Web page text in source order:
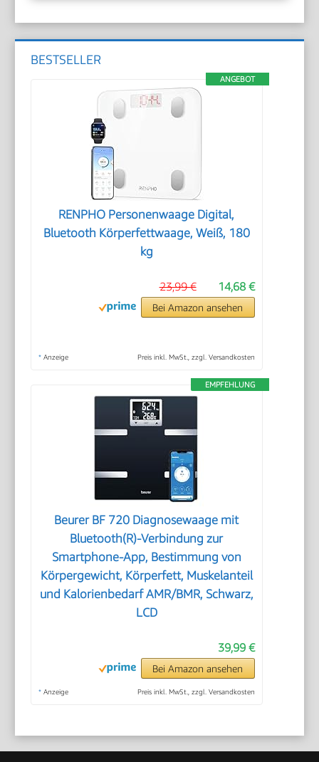
BESTSELLER
ANGEBOT
RENPHO Personenwaage Digital,
Bluetooth Körperfettwaage, Weiß, 180
kg
14,68 €
23,99 €
Bei Amazon ansehen
* Anzeige Preis inkl. MwSt., zzgl. Versandkosten
EMPFEHLUNG
Beurer BF 720 Diagnosewaage mit
Bluetooth(R)-Verbindung zur
Smartphone-App, Bestimmung von
Körpergewicht, Körperfett, Muskelanteil
und Kalorienbedarf AMR/BMR, Schwarz,
LCD
39,99 €
Bei Amazon ansehen
* Anzeige Preis inkl. MwSt., zzgl. Versandkosten